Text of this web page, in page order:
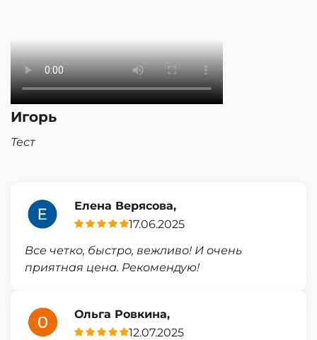
Игорь
Тест
Елена Верясова,
17.06.2025
Все четко, быстро, вежливо! И очень
приятная цена. Рекомендую!
Ольга Ровкина,
12.07.2025